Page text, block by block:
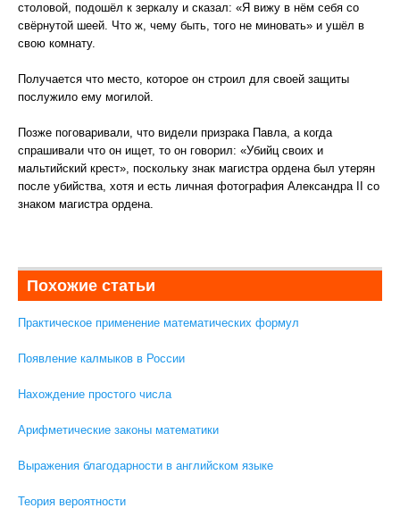
столовой, подошёл к зеркалу и сказал: «Я вижу в нём себя со
свёрнутой шеей. Что ж, чему быть, того не миновать» и ушёл в
свою комнату.
Получается что место, которое он строил для своей защиты
послужило ему могилой.
Позже поговаривали, что видели призрака Павла, а когда
спрашивали что он ищет, то он говорил: «Убийц своих и
мальтийский крест», поскольку знак магистра ордена был утерян
после убийства, хотя и есть личная фотография Александра II со
знаком магистра ордена.
Похожие статьи
Практическое применение математических формул
Появление калмыков в России
Нахождение простого числа
Арифметические законы математики
Выражения благодарности в английском языке
Теория вероятности